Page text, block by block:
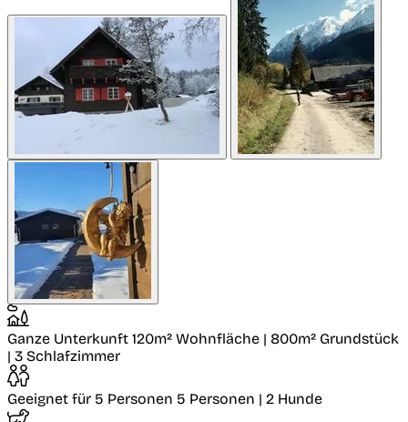
Ganze Unterkunft 120m² Wohnfläche | 800m² Grundstück
| 3 Schlafzimmer
Geeignet für 5 Personen 5 Personen | 2 Hunde